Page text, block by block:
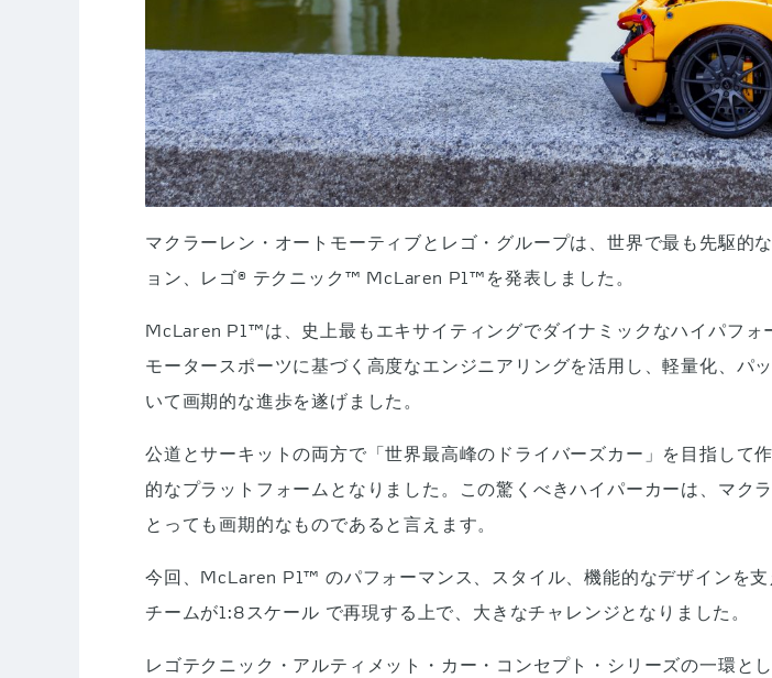
マクラーレン・オートモーティブとレゴ・グループは、世界で最も先駆
ョン、レゴ® テクニック™ McLaren P1™を発表しました。
McLaren P1™は、史上最もエキサイティングでダイナミックなハイパフ
モータースポーツに基づく高度なエンジニアリングを活用し、軽量化、
いて画期的な進歩を遂げました。
公道とサーキットの両方で「世界最高峰のドライバーズカー」を目指し
的なプラットフォームとなりました。この驚くべきハイパーカーは、マ
とっても画期的なものであると言えます。
今回、McLaren P1™ のパフォーマンス、スタイル、機能的なデザインを
チームが1:8スケール で再現する上で、大きなチャレンジとなりました。
レゴテクニック・アルティメット・カー・コンセプト・シリーズの一環